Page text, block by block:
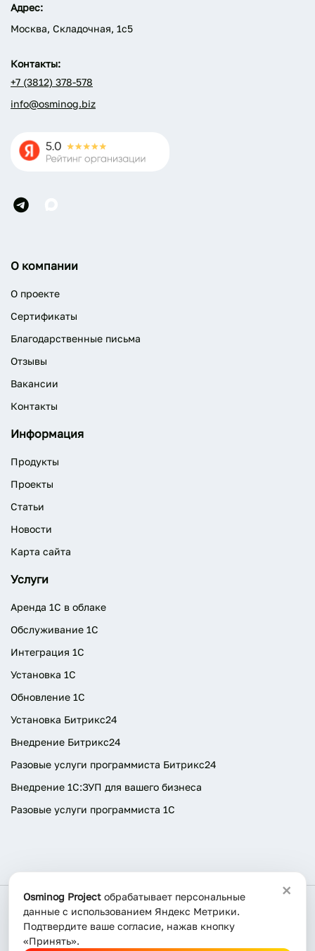
Адрес:
Москва, Складочная, 1с5
Контакты:
+7 (3812) 378-578
info@osminog.biz
О компании
О проекте
Сертификаты
Благодарственные письма
Отзывы
Вакансии
Контакты
Информация
Продукты
Проекты
Статьи
Новости
Карта сайта
Услуги
Аренда 1С в облаке
Обслуживание 1С
Интеграция 1С
Установка 1С
Обновление 1С
Установка Битрикс24
Внедрение Битрикс24
Разовые услуги программиста Битрикс24
Внедрение 1С:ЗУП для вашего бизнеса
Разовые услуги программиста 1C
© 2026 OSMINOG. Все права защищены.
Политика конфиденциальности
×
Osminog Project обрабатывает персональные
данные с использованием Яндекс Метрики.
Подтвердите ваше согласие, нажав кнопку
«Принять».